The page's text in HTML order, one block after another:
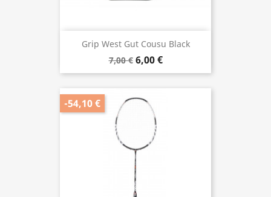
Grip West Gut Cousu Black
7,00 € 6,00 €
-54,10 €